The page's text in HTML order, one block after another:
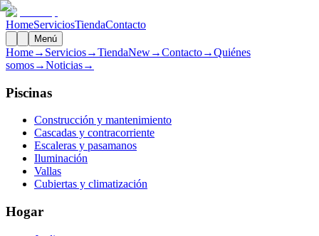
HomeServiciosTiendaContacto
Menú
Home→ Servicios→TiendaNew→Contacto→Quiénes
somos→Noticias→
Piscinas
Construcción y mantenimiento
Cascadas y contracorriente
Escaleras y pasamanos
Iluminación
Vallas
Cubiertas y climatización
Hogar